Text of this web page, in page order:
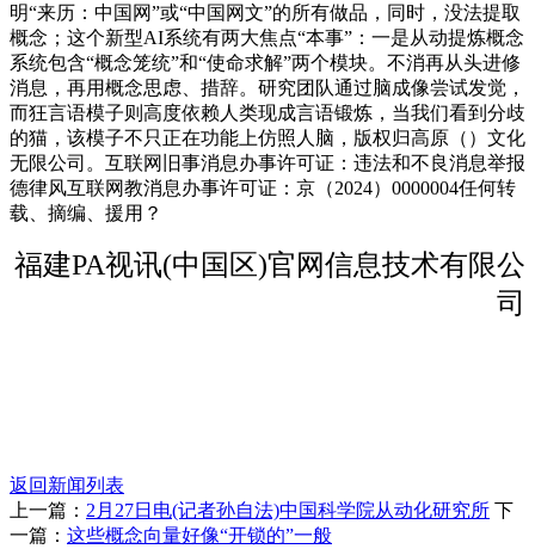
明“来历：中国网”或“中国网文”的所有做品，同时，没法提取
概念；这个新型AI系统有两大焦点“本事”：一是从动提炼概念
系统包含“概念笼统”和“使命求解”两个模块。不消再从头进修
消息，再用概念思虑、措辞。研究团队通过脑成像尝试发觉，
而狂言语模子则高度依赖人类现成言语锻炼，当我们看到分歧
的猫，该模子不只正在功能上仿照人脑，版权归高原（）文化
无限公司。互联网旧事消息办事许可证：违法和不良消息举报
德律风互联网教消息办事许可证：京（2024）0000004任何转
载、摘编、援用？
福建PA视讯(中国区)官网信息技术有限公
司
返回新闻列表
上一篇： 2月27日电(记者孙自法)中国科学院从动化研究所 下
一篇： 这些概念向量好像“开锁的”一般